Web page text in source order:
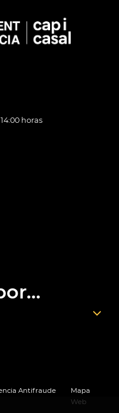
horas
Antifraude
Mapa
Web